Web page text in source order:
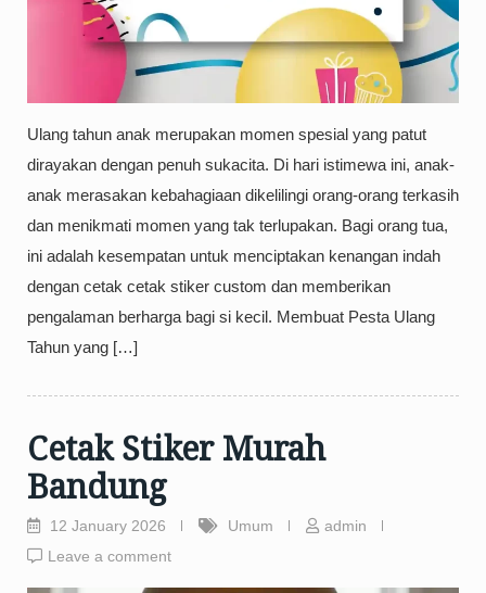
Ulang tahun anak merupakan momen spesial yang patut
dirayakan dengan penuh sukacita. Di hari istimewa ini, anak-
anak merasakan kebahagiaan dikelilingi orang-orang terkasih
dan menikmati momen yang tak terlupakan. Bagi orang tua,
ini adalah kesempatan untuk menciptakan kenangan indah
dengan cetak cetak stiker custom dan memberikan
pengalaman berharga bagi si kecil. Membuat Pesta Ulang
Tahun yang […]
Cetak Stiker Murah
Bandung
12 January 2026 Umum
admin
Leave a comment